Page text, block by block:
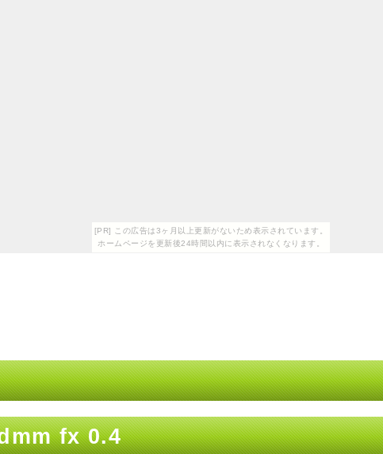
[PR] この広告は3ヶ月以上更新がないため表示されています。
ホームページを更新後24時間以内に表示されなくなります。
fx 0.4